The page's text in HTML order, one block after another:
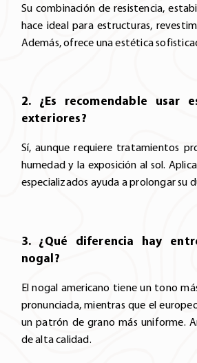
Su combinación de resistencia,
hace ideal para estructuras,
Además, ofrece una estética
2. ¿Es recomendable usar
exteriores?
Sí, aunque requiere tratamientos
humedad y la exposición al sol.
especializados ayuda a prolongar su
3. ¿Qué diferencia hay
nogal?
El nogal americano tiene un tono
pronunciada, mientras que el
un patrón de grano más uniforme.
de alta calidad.